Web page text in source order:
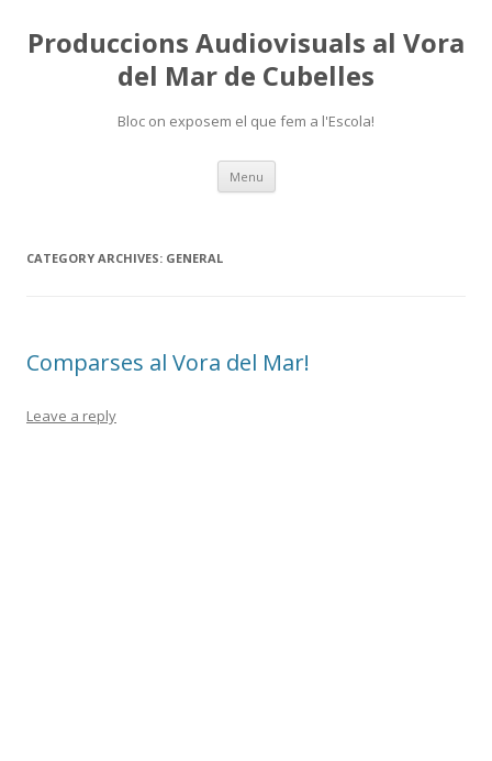
Produccions Audiovisuals al Vora
del Mar de Cubelles
Bloc on exposem el que fem a l'Escola!
Menu Skip
content
CATEGORY ARCHIVES: GENERAL
Comparses al Vora del Mar!
Leave a reply